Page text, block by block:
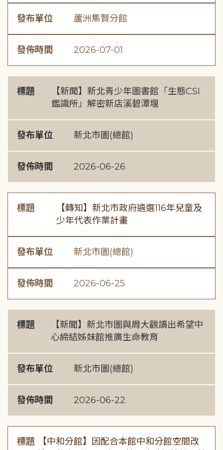
發布單位 蘆洲集賢分館
發佈時間 2026-07-01
標題
【新聞】新北青少年圖書館「生態CSI
鑑識所」解密新店溪碧潭堰
發布單位 新北市圖(總館)
發佈時間 2026-06-26
標題
【轉知】新北市政府遴選116年兒童及
少年代表作業計畫
發布單位 新北市圖(總館)
發佈時間 2026-06-25
標題
【新聞】新北市圖與周大觀讀出希望中
心締結姊妹館推廣生命教育
發布單位 新北市圖(總館)
發佈時間 2026-06-22
標題
【中和分館】因配合本館中和分館空間改